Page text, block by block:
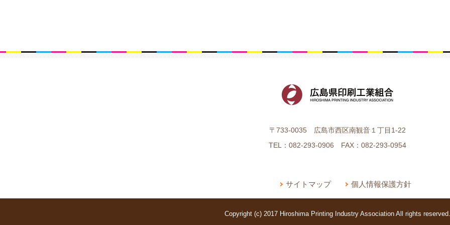
〒733-0035 広島市西区南観音１丁目1-22
TEL：082-293-0906 FAX：082-293-0954
サイトマップ 個人情報保護方針
Copyright (c) 2017 Hiroshima Printing Industry Association All rights reserved.